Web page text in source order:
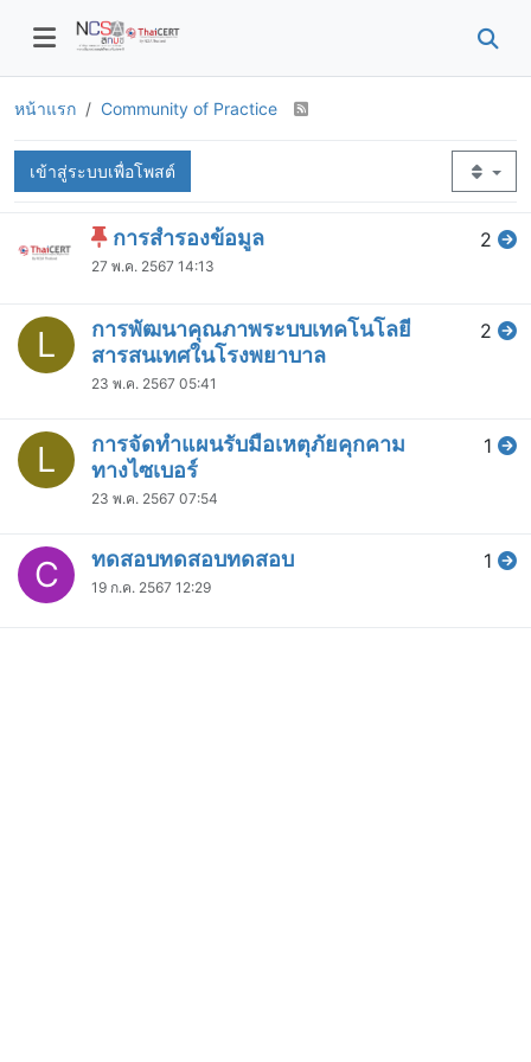
หน้าแรก Community of Practice
เข้าสู่ระบบเพื่อโพสต์
การสำรองข้อมูล
27 พ.ค. 2567 14:13
2
L
การพัฒนาคุณภาพระบบเทคโนโลยี
สารสนเทศในโรงพยาบาล
23 พ.ค. 2567 05:41
2
L
การจัดทำแผนรับมือเหตุภัยคุกคาม
ทางไซเบอร์
23 พ.ค. 2567 07:54
1
C ทดสอบทดสอบทดสอบ
19 ก.ค. 2567 12:29
1